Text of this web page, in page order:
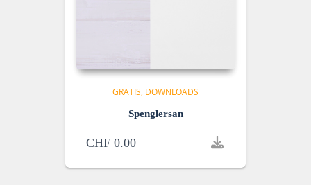
GRATIS DOWNLOADS
Spenglersan
CHF 0.00